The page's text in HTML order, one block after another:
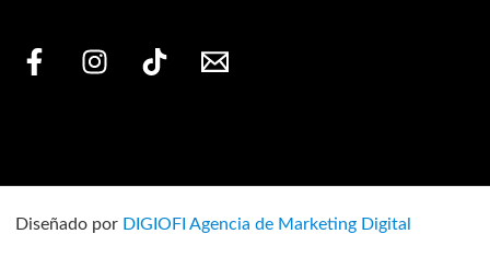
Diseñado por DIGIOFI Agencia de Marketing Digital